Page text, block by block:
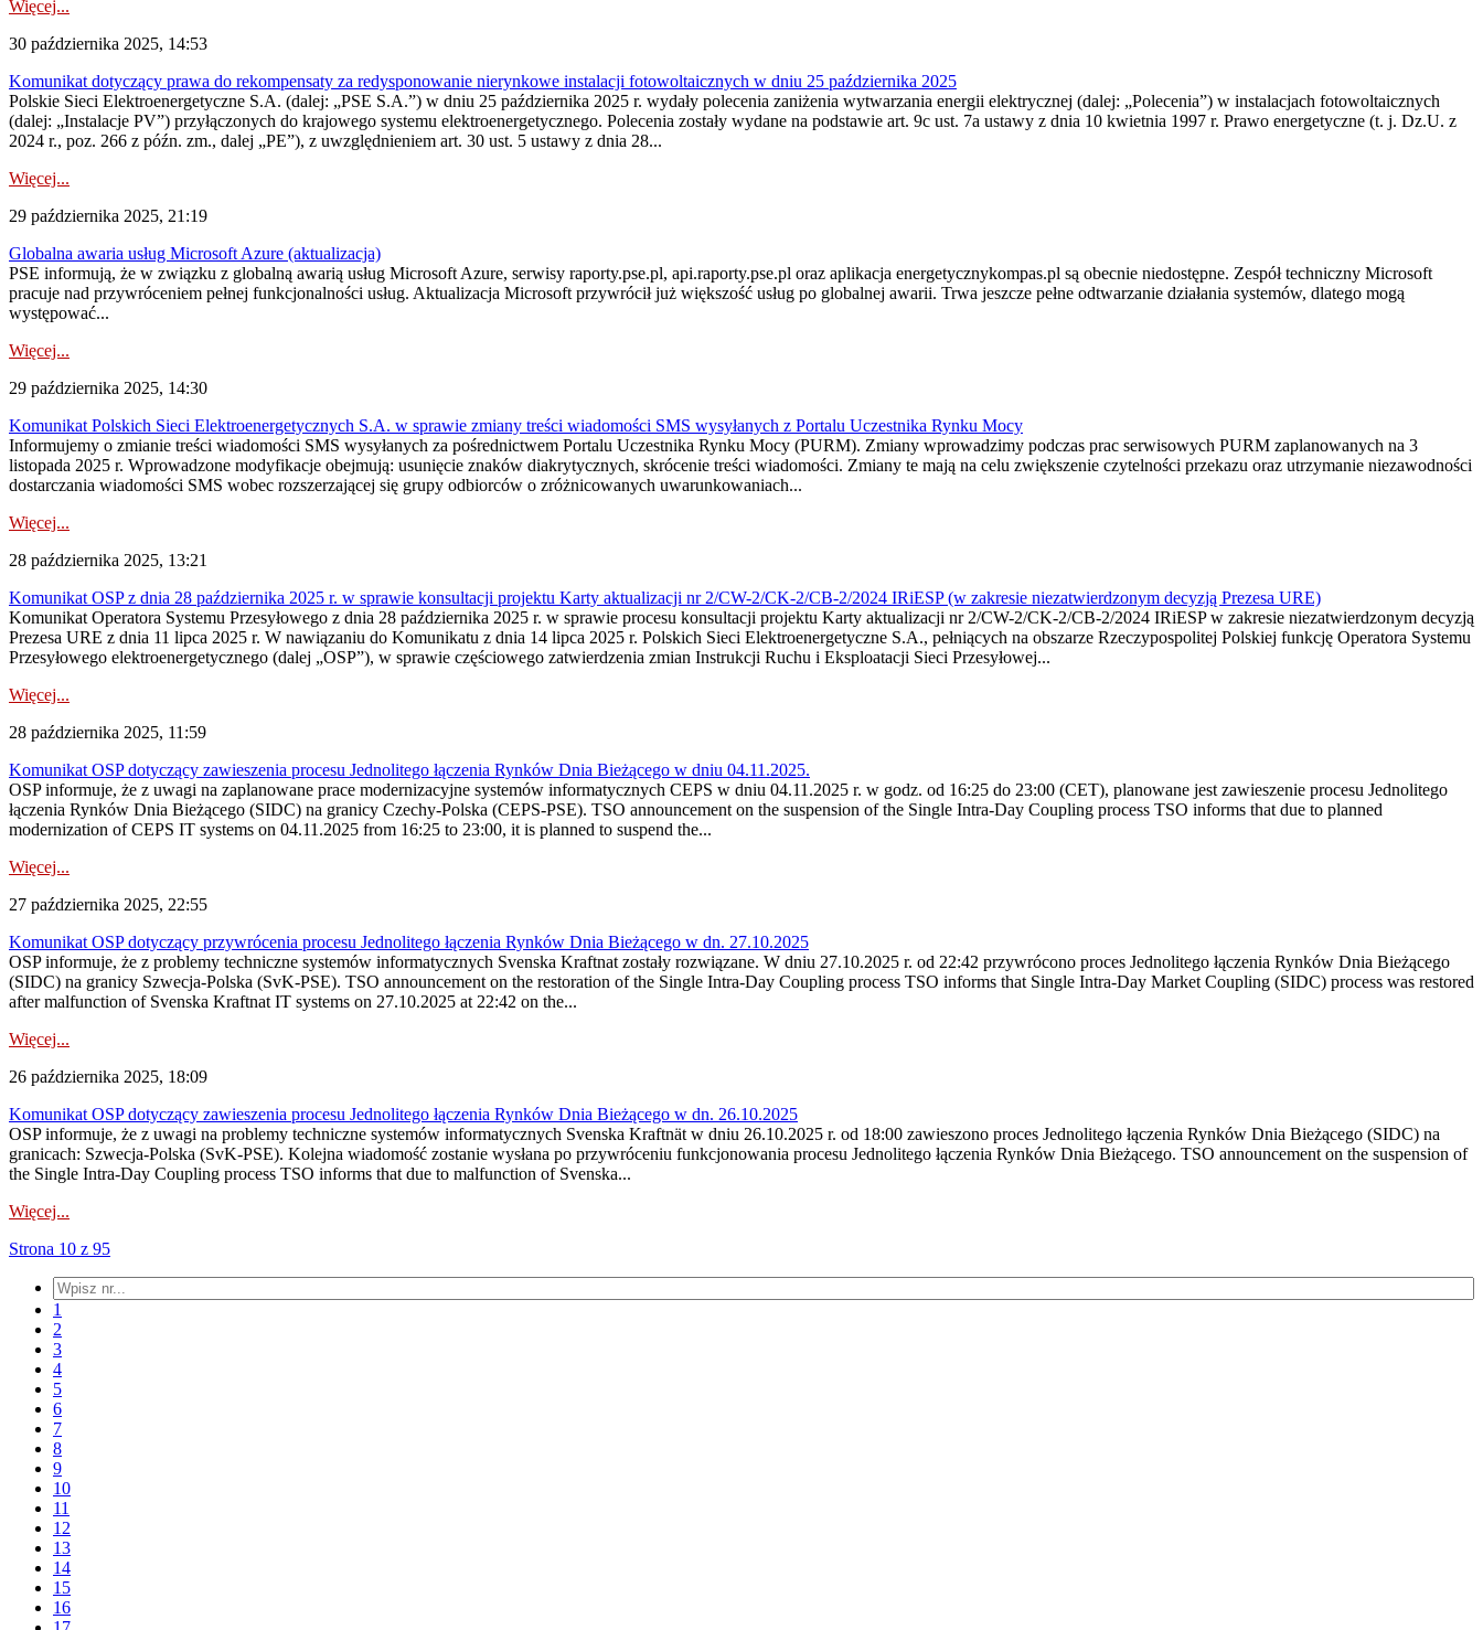
Więcej...
30 października 2025, 14:53
Komunikat dotyczący prawa do rekompensaty za redysponowanie nierynkowe instalacji fotowoltaicznych w dniu 25 października 2025
Polskie Sieci Elektroenergetyczne S.A. (dalej: „PSE S.A.”) w dniu 25 października 2025 r. wydały polecenia zaniżenia wytwarzania energii elektrycznej (dalej: „Polecenia”) w instalacjach fotowoltaicznych
(dalej: „Instalacje PV”) przyłączonych do krajowego systemu elektroenergetycznego. Polecenia zostały wydane na podstawie art. 9c ust. 7a ustawy z dnia 10 kwietnia 1997 r. Prawo energetyczne (t. j. Dz.U. z
2024 r., poz. 266 z późn. zm., dalej „PE”), z uwzględnieniem art. 30 ust. 5 ustawy z dnia 28...
Więcej...
29 października 2025, 21:19
Globalna awaria usług Microsoft Azure (aktualizacja)
PSE informują, że w związku z globalną awarią usług Microsoft Azure, serwisy raporty.pse.pl, api.raporty.pse.pl oraz aplikacja energetycznykompas.pl są obecnie niedostępne. Zespół techniczny Microsoft
pracuje nad przywróceniem pełnej funkcjonalności usług. Aktualizacja Microsoft przywrócił już większość usług po globalnej awarii. Trwa jeszcze pełne odtwarzanie działania systemów, dlatego mogą
występować...
Więcej...
29 października 2025, 14:30
Komunikat Polskich Sieci Elektroenergetycznych S.A. w sprawie zmiany treści wiadomości SMS wysyłanych z Portalu Uczestnika Rynku Mocy
Informujemy o zmianie treści wiadomości SMS wysyłanych za pośrednictwem Portalu Uczestnika Rynku Mocy (PURM). Zmiany wprowadzimy podczas prac serwisowych PURM zaplanowanych na 3
listopada 2025 r. Wprowadzone modyfikacje obejmują: usunięcie znaków diakrytycznych, skrócenie treści wiadomości. Zmiany te mają na celu zwiększenie czytelności przekazu oraz utrzymanie niezawodności
dostarczania wiadomości SMS wobec rozszerzającej się grupy odbiorców o zróżnicowanych uwarunkowaniach...
Więcej...
28 października 2025, 13:21
Komunikat OSP z dnia 28 października 2025 r. w sprawie konsultacji projektu Karty aktualizacji nr 2/CW-2/CK-2/CB-2/2024 IRiESP (w zakresie niezatwierdzonym decyzją Prezesa URE)
Komunikat Operatora Systemu Przesyłowego z dnia 28 października 2025 r. w sprawie procesu konsultacji projektu Karty aktualizacji nr 2/CW-2/CK-2/CB-2/2024 IRiESP w zakresie niezatwierdzonym decyzją
Prezesa URE z dnia 11 lipca 2025 r. W nawiązaniu do Komunikatu z dnia 14 lipca 2025 r. Polskich Sieci Elektroenergetyczne S.A., pełniących na obszarze Rzeczypospolitej Polskiej funkcję Operatora Systemu
Przesyłowego elektroenergetycznego (dalej „OSP”), w sprawie częściowego zatwierdzenia zmian Instrukcji Ruchu i Eksploatacji Sieci Przesyłowej...
Więcej...
28 października 2025, 11:59
Komunikat OSP dotyczący zawieszenia procesu Jednolitego łączenia Rynków Dnia Bieżącego w dniu 04.11.2025.
OSP informuje, że z uwagi na zaplanowane prace modernizacyjne systemów informatycznych CEPS w dniu 04.11.2025 r. w godz. od 16:25 do 23:00 (CET), planowane jest zawieszenie procesu Jednolitego
łączenia Rynków Dnia Bieżącego (SIDC) na granicy Czechy-Polska (CEPS-PSE). TSO announcement on the suspension of the Single Intra-Day Coupling process TSO informs that due to planned
modernization of CEPS IT systems on 04.11.2025 from 16:25 to 23:00, it is planned to suspend the...
Więcej...
27 października 2025, 22:55
Komunikat OSP dotyczący przywrócenia procesu Jednolitego łączenia Rynków Dnia Bieżącego w dn. 27.10.2025
OSP informuje, że z problemy techniczne systemów informatycznych Svenska Kraftnat zostały rozwiązane. W dniu 27.10.2025 r. od 22:42 przywrócono proces Jednolitego łączenia Rynków Dnia Bieżącego
(SIDC) na granicy Szwecja-Polska (SvK-PSE). TSO announcement on the restoration of the Single Intra-Day Coupling process TSO informs that Single Intra-Day Market Coupling (SIDC) process was restored
after malfunction of Svenska Kraftnat IT systems on 27.10.2025 at 22:42 on the...
Więcej...
26 października 2025, 18:09
Komunikat OSP dotyczący zawieszenia procesu Jednolitego łączenia Rynków Dnia Bieżącego w dn. 26.10.2025
OSP informuje, że z uwagi na problemy techniczne systemów informatycznych Svenska Kraftnät w dniu 26.10.2025 r. od 18:00 zawieszono proces Jednolitego łączenia Rynków Dnia Bieżącego (SIDC) na
granicach: Szwecja-Polska (SvK-PSE). Kolejna wiadomość zostanie wysłana po przywróceniu funkcjonowania procesu Jednolitego łączenia Rynków Dnia Bieżącego. TSO announcement on the suspension of
the Single Intra-Day Coupling process TSO informs that due to malfunction of Svenska...
Więcej...
Strona 10 z 95
1
2
3
4
5
6
7
8
9
10
11
12
13
14
15
16